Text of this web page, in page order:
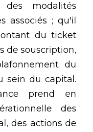
des modalités
associés ; qu'il
du ticket
de souscription,
du
sein du capital.
prend en
des
des actions de